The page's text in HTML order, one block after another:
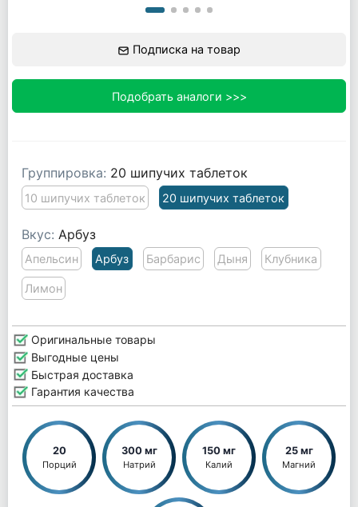
Подписка на товар
Подобрать аналоги >>>
Группировка: 20 шипучих таблеток
10 шипучих таблеток 20 шипучих таблеток
Вкус: Арбуз
Апельсин Арбуз Барбарис Дыня Клубника
Лимон
Оригинальные товары
Выгодные цены
Быстрая доставка
Гарантия качества
20
Порций
300 мг
Натрий
150 мг
Калий
25 мг
Магний